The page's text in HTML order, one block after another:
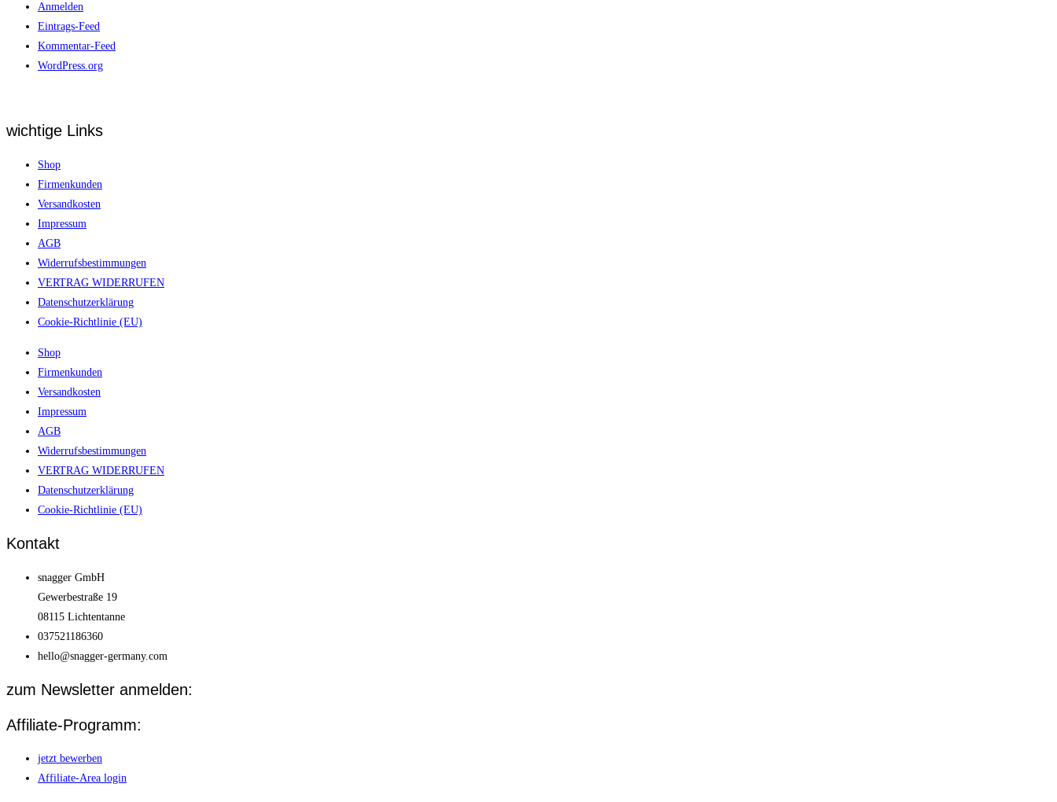
Anmelden
Eintrags-Feed
Kommentar-Feed
WordPress.org
wichtige Links
Shop
Firmenkunden
Versandkosten
Impressum
AGB
Widerrufsbestimmungen
VERTRAG WIDERRUFEN
Datenschutzerklärung
Cookie-Richtlinie (EU)
Shop
Firmenkunden
Versandkosten
Impressum
AGB
Widerrufsbestimmungen
VERTRAG WIDERRUFEN
Datenschutzerklärung
Cookie-Richtlinie (EU)
Kontakt
snagger GmbH
Gewerbestraße 19
08115 Lichtentanne
037521186360
hello@snagger-germany.com
zum Newsletter anmelden:
Affiliate-Programm:
jetzt bewerben
Affiliate-Area login